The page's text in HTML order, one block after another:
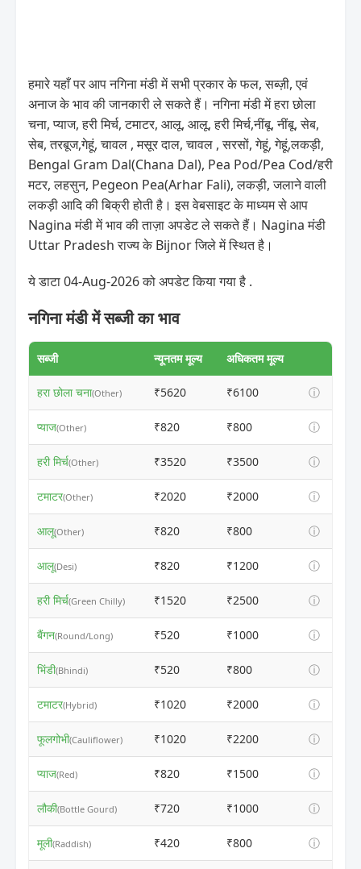
हमारे यहाँ पर आप नगिना मंडी में सभी प्रकार के फल, सब्ज़ी, एवं
अनाज के भाव की जानकारी ले सकते हैं। नगिना मंडी में हरा छोला
चना, प्याज, हरी मिर्च, टमाटर, आलू, आलू, हरी मिर्च,नींबू, नींबू, सेब,
सेब, तरबूज,गेहूं, चावल , मसूर दाल, चावल , सरसों, गेहूं, गेहूं,लकड़ी,
Bengal Gram Dal(Chana Dal), Pea Pod/Pea Cod/हरी
मटर, लहसुन, Pegeon Pea(Arhar Fali), लकड़ी, जलाने वाली
लकड़ी आदि की बिक्री होती है। इस वेबसाइट के माध्यम से आप
Nagina मंडी में भाव की ताज़ा अपडेट ले सकते हैं। Nagina मंडी
Uttar Pradesh राज्य के Bijnor जिले में स्थित है।
ये डाटा 04-Aug-2026 को अपडेट किया गया है .
नगिना मंडी में सब्जी का भाव
सब्जी न्यूनतम मूल्य अधिकतम मूल्य
हरा छोला चना(Other) ₹5620 ₹6100 ⓘ
प्याज(Other) ₹820 ₹800 ⓘ
हरी मिर्च(Other) ₹3520 ₹3500 ⓘ
टमाटर(Other) ₹2020 ₹2000 ⓘ
आलू(Other) ₹820 ₹800 ⓘ
आलू(Desi) ₹820 ₹1200 ⓘ
हरी मिर्च(Green Chilly) ₹1520 ₹2500 ⓘ
बैंगन(Round/Long) ₹520 ₹1000 ⓘ
भिंडी(Bhindi) ₹520 ₹800 ⓘ
टमाटर(Hybrid) ₹1020 ₹2000 ⓘ
फूलगोभी(Cauliflower) ₹1020 ₹2200 ⓘ
प्याज(Red) ₹820 ₹1500 ⓘ
लौकी(Bottle Gourd) ₹720 ₹1000 ⓘ
मूली(Raddish) ₹420 ₹800 ⓘ